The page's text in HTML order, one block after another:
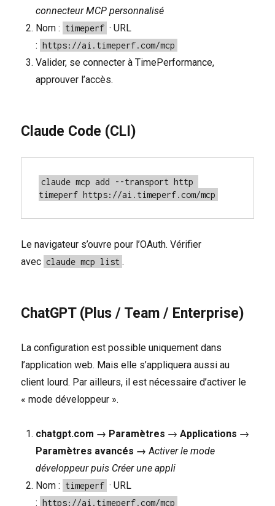
connecteur MCP personnalisé
Nom : timeperf · URL
: https://ai.timeperf.com/mcp
Valider, se connecter à TimePerformance,
approuver l’accès.
Claude Code (CLI)
claude mcp add --transport http
timeperf https://ai.timeperf.com/mcp
Le navigateur s’ouvre pour l’OAuth. Vérifier
avec claude mcp list .
ChatGPT (Plus / Team / Enterprise)
La configuration est possible uniquement dans
l’application web. Mais elle s’appliquera aussi au
client lourd. Par ailleurs, il est nécessaire d’activer le
« mode développeur ».
chatgpt.com → Paramètres →Applications →
Paramètres avancés → Activer le mode
développeur puis Créer une appli
Nom : timeperf · URL
: https://ai.timeperf.com/mcp